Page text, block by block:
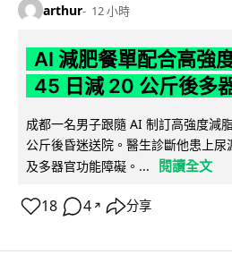
arthur 12 小時
AI 減肥餐單配合高強
45 日減 20 公斤後多
成都一名男子跟隨 AI 制訂高強度減
公斤後昏迷送院。醫生診斷他患上
及多器官功能障礙。...
閱讀全文
18 4 ↗ 分享